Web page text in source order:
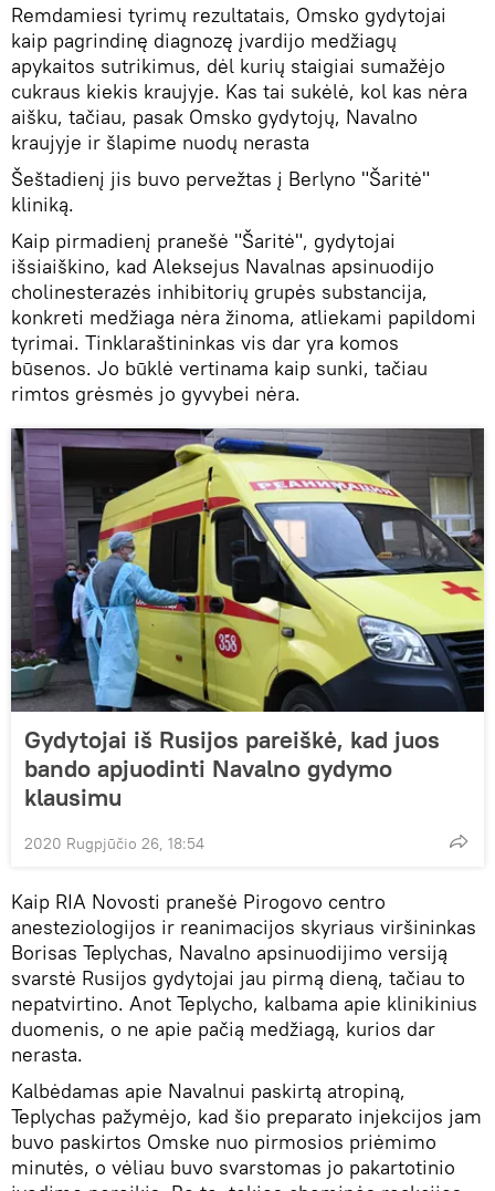
Remdamiesi tyrimų rezultatais, Omsko gydytojai
kaip pagrindinę diagnozę įvardijo medžiagų
apykaitos sutrikimus, dėl kurių staigiai sumažėjo
cukraus kiekis kraujyje. Kas tai sukėlė, kol kas nėra
aišku, tačiau, pasak Omsko gydytojų, Navalno
kraujyje ir šlapime nuodų nerasta
Šeštadienį jis buvo pervežtas į Berlyno "Šaritė"
kliniką.
Kaip pirmadienį pranešė "Šaritė", gydytojai
išsiaiškino, kad Aleksejus Navalnas apsinuodijo
cholinesterazės inhibitorių grupės substancija,
konkreti medžiaga nėra žinoma, atliekami papildomi
tyrimai. Tinklaraštininkas vis dar yra komos
būsenos. Jo būklė vertinama kaip sunki, tačiau
rimtos grėsmės jo gyvybei nėra.
Gydytojai iš Rusijos pareiškė, kad juos
bando apjuodinti Navalno gydymo
klausimu
2020 Rugpjūčio 26, 18:54
Kaip RIA Novosti pranešė Pirogovo centro
anesteziologijos ir reanimacijos skyriaus viršininkas
Borisas Teplychas, Navalno apsinuodijimo versiją
svarstė Rusijos gydytojai jau pirmą dieną, tačiau to
nepatvirtino. Anot Teplycho, kalbama apie klinikinius
duomenis, o ne apie pačią medžiagą, kurios dar
nerasta.
Kalbėdamas apie Navalnui paskirtą atropiną,
Teplychas pažymėjo, kad šio preparato injekcijos jam
buvo paskirtos Omske nuo pirmosios priėmimo
minutės, o vėliau buvo svarstomas jo pakartotinio